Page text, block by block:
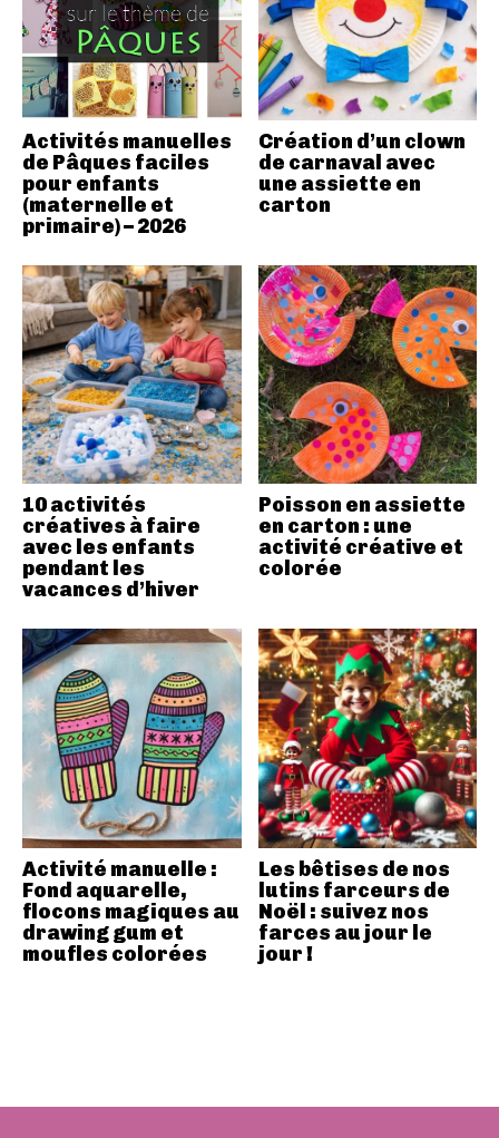
Activités manuelles
de Pâques faciles
pour enfants
(maternelle et
primaire) – 2026
Création d’un clown
de carnaval avec
une assiette en
carton
10 activités
créatives à faire
avec les enfants
pendant les
vacances d’hiver
Poisson en assiette
en carton : une
activité créative et
colorée
Activité manuelle :
Fond aquarelle,
flocons magiques au
drawing gum et
moufles colorées
Les bêtises de nos
lutins farceurs de
Noël : suivez nos
farces au jour le
jour !